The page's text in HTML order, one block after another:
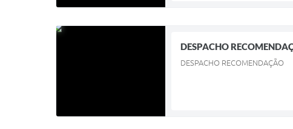
DESPACHO
DESPACHO RECOMENDAÇÃO